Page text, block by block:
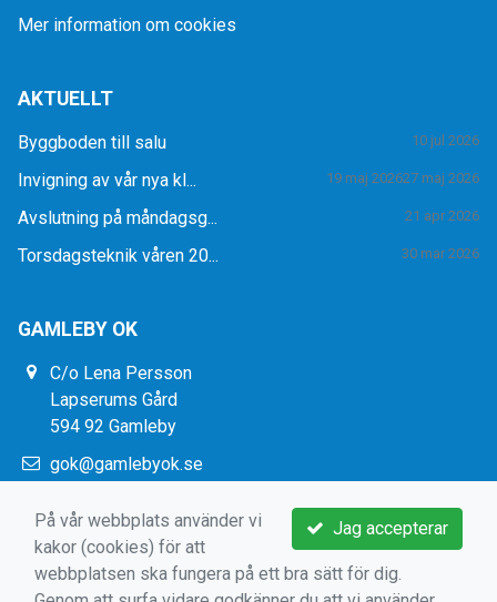
Mer information om cookies
AKTUELLT
Byggboden till salu 10 jul 2026
27 maj 2026
Invigning av vår nya kl... 19 maj 2026
Avslutning på måndagsg... 21 apr 2026
Torsdagsteknik våren 20... 30 mar 2026
GAMLEBY OK
C/o Lena Persson
Lapserums Gård
594 92 Gamleby
gok@gamlebyok.se
Jag accepterar
På vår webbplats använder vi
kakor (cookies) för att
webbplatsen ska fungera på ett bra sätt för dig.